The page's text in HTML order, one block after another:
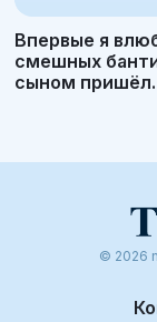
Впервые я
смешных
сыном пришёл.
© 2026